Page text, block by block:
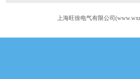
上海旺徐电气有限公司